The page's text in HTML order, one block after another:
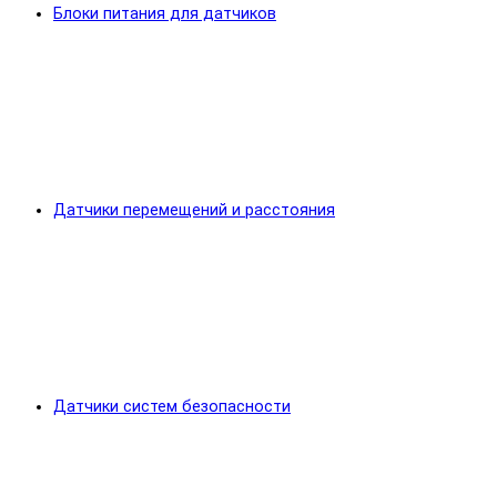
Блоки питания для датчиков
Датчики перемещений и расстояния
Датчики систем безопасности